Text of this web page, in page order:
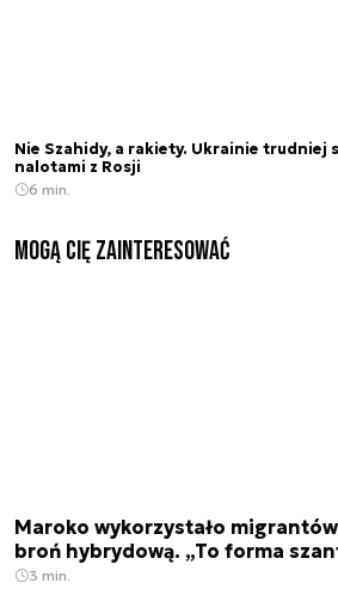
Nie Szahidy, a rakiety. Ukrainie trudniej
nalotami z Rosji
6 min.
Mogą Cię zainteresować
Maroko wykorzystało
broń hybrydową. „To forma
3 min.